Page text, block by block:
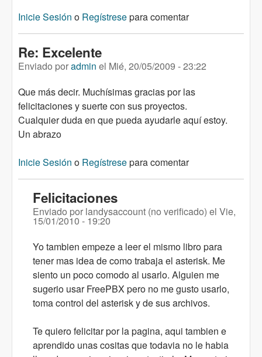
Inicie Sesión o Regístresepara comentar
Re: Excelente
Enviado poradmin el Mié, 20/05/2009 - 23:22
Que más decir. Muchísimas gracias por las
felicitaciones y suerte con sus proyectos.
Cualquier duda en que pueda ayudarle aquí estoy.
Un abrazo
Inicie Sesión o Regístresepara comentar
Felicitaciones
Enviado por landysaccount (no verificado) el Vie,
15/01/2010 - 19:20
Yo tambien empeze a leer el mismo libro para
tener mas idea de como trabaja el asterisk. Me
siento un poco comodo al usarlo. Alguien me
sugerio usar FreePBX pero no me gusto usarlo,
toma control del asterisk y de sus archivos.
Te quiero felicitar por la pagina, aqui tambien e
aprendido unas cositas que todavia no le habia